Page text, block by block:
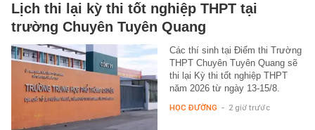
Lịch thi lại kỳ thi tốt nghiệp THPT tại
trường Chuyên Tuyên Quang
Các thí sinh tại Điểm thi Trường
THPT Chuyên Tuyên Quang sẽ
thi lại Kỳ thi tốt nghiệp THPT
năm 2026 từ ngày 13-15/8.
HỌC ĐƯỜNG - 2 giờ trước